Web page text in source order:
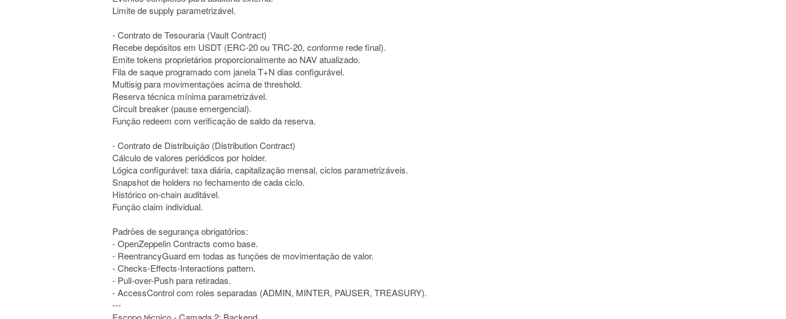
Limite de supply parametrizável.
- Contrato de Tesouraria (Vault Contract)
Recebe depósitos em USDT (ERC-20 ou TRC-20, conforme rede final).
Emite tokens proprietários proporcionalmente ao NAV atualizado.
Fila de saque programado com janela T+N dias configurável.
Multisig para movimentações acima de threshold.
Reserva técnica mínima parametrizável.
Circuit breaker (pause emergencial).
Função redeem com verificação de saldo da reserva.
- Contrato de Distribuição (Distribution Contract)
Cálculo de valores periódicos por holder.
Lógica configurável: taxa diária, capitalização mensal, ciclos parametrizáveis.
Snapshot de holders no fechamento de cada ciclo.
Histórico on-chain auditável.
Função claim individual.
Padrões de segurança obrigatórios:
- OpenZeppelin Contracts como base.
- ReentrancyGuard em todas as funções de movimentação de valor.
- Checks-Effects-Interactions pattern.
- Pull-over-Push para retiradas.
- AccessControl com roles separadas (ADMIN, MINTER, PAUSER, TREASURY).
---